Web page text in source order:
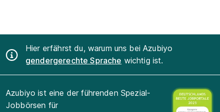
Hier erfährst du, warum uns bei Azubiyo
gendergerechte Sprache wichtig ist.
Azubiyo ist eine der führenden Spezial-
Jobbörsen für